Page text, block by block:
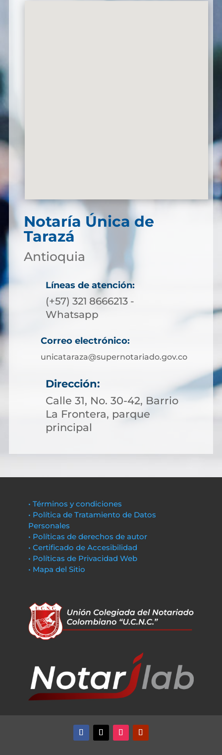
Notaría Única de
Tarazá
Antioquia
Líneas de atención:
(+57) 321 8666213 -
Whatsapp
Correo electrónico:
unicataraza@supernotariado.gov.co
Dirección:
Calle 31, No. 30-42, Barrio
La Frontera, parque
principal
• Términos y condiciones
• Política de Tratamiento de Datos
Personales
• Políticas de derechos de autor
• Certificado de Accesibilidad
• Políticas de Privacidad Web
• Mapa del Sitio